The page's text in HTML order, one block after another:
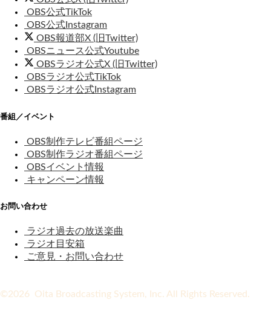
OBS公式TikTok
OBS公式Instagram
OBS報道部X (旧Twitter)
OBSニュース公式Youtube
OBSラジオ公式X (旧Twitter)
OBSラジオ公式TikTok
OBSラジオ公式Instagram
番組／イベント
OBS制作テレビ番組ページ
OBS制作ラジオ番組ページ
OBSイベント情報
キャンペーン情報
お問い合わせ
ラジオ過去の放送楽曲
ラジオ目安箱
ご意見・お問い合わせ
©2026 Oita Broadcasting System, Inc. All Rights Reserved.